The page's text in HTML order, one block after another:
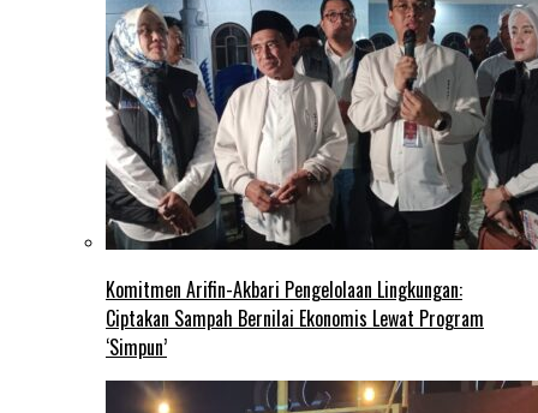
Komitmen Arifin-Akbari Pengelolaan Lingkungan:
Ciptakan Sampah Bernilai Ekonomis Lewat Program
‘Simpun’